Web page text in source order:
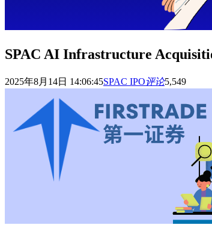
SPAC AI Infrastructure
2025年8月14日 14:06:45SPAC IPO评论5,549